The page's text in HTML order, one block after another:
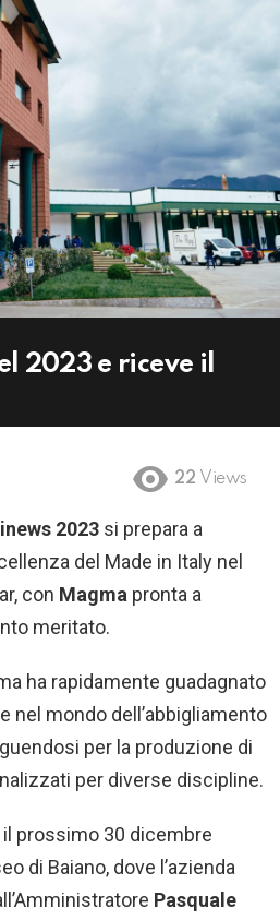
2023 e riceve il
22 Views
2023 si prepara a
del Made in Italy nel
con Magma pronta a
meritato.
ha rapidamente guadagnato
nel mondo dell’abbigliamento
per la produzione di
per diverse discipline.
prossimo 30 dicembre
di Baiano, dove l’azienda
Pasquale